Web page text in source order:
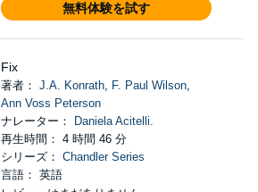
無料体験を試す
Fix
著者： J.A. Konrath, F. Paul Wilson,
Ann Voss Peterson
ナレーター：
Daniela Acitelli.
再生時間： 4 時間 46 分
シリーズ： Chandler Series
言語： 英語